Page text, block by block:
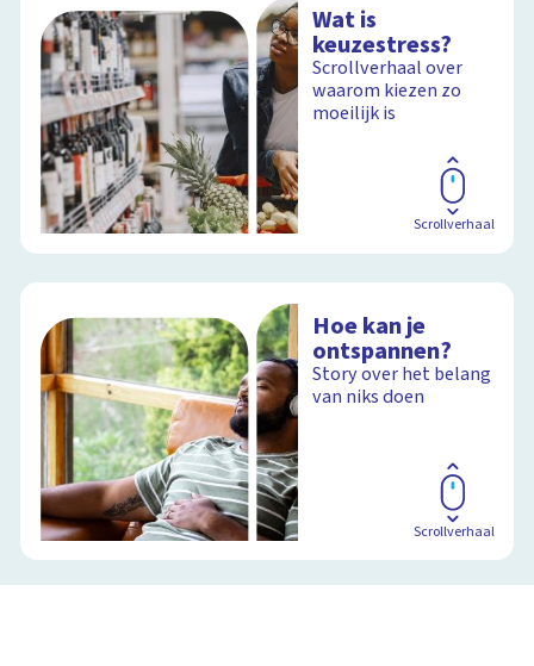
Wat is
keuzestress?
Scrollverhaal over
waarom kiezen zo
moeilijk is
Scrollverhaal
Hoe kan je
ontspannen?
Story over het belang
van niks doen
Scrollverhaal